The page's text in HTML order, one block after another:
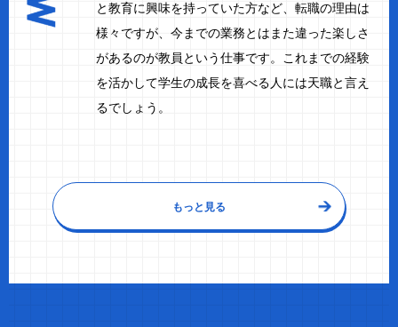
と教育に興味を持っていた方など、転職の理由は
様々ですが、今までの業務とはまた違った楽しさ
があるのが教員という仕事です。これまでの経験
を活かして学生の成長を喜べる人には天職と言え
るでしょう。
もっと見る